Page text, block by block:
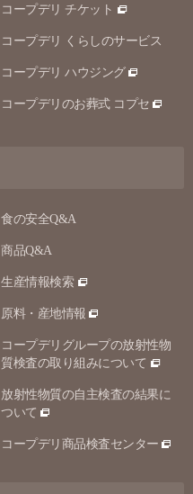
コープデリ チケット
コープデリ くらしのサービス
コープデリ ハウジング
コープデリのお葬式 コプセ
食の安全Q&A
商品Q&A
生産情報検索
原料・産地情報
コープデリグループの放射性物
質検査の取り組みについて
放射性物質の自主検査の結果に
ついて
コープデリ商品検査センター